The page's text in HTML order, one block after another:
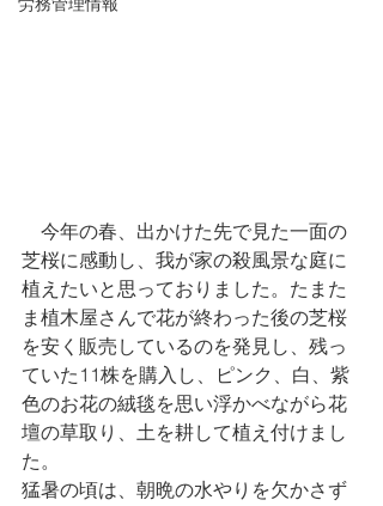
今年の春、出かけた先で見た一面の
芝桜に感動し、我が家の殺風景な庭に
植えたいと思っておりました。たまた
ま植木屋さんで花が終わった後の芝桜
を安く販売しているのを発見し、残っ
ていた11株を購入し、ピンク、白、紫
色のお花の絨毯を思い浮かべながら花
壇の草取り、土を耕して植え付けまし
た。
猛暑の頃は、朝晩の水やりを欠かさず